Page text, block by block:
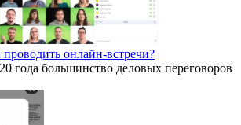
онлайн-встречи?
года большинство деловых переговоров